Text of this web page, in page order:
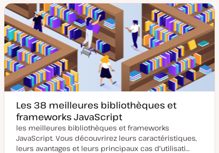
d
e
m
i
s
e
à
o
u
r
d
e
p
u
b
l
i
c
a
t
i
o
n
Les 38 meilleures bibliothèques et
frameworks JavaScript
les meilleures bibliothèques et frameworks
JavaScript. Vous découvrirez leurs caractéristiques,
leurs avantages et leurs principaux cas d'utilisati…